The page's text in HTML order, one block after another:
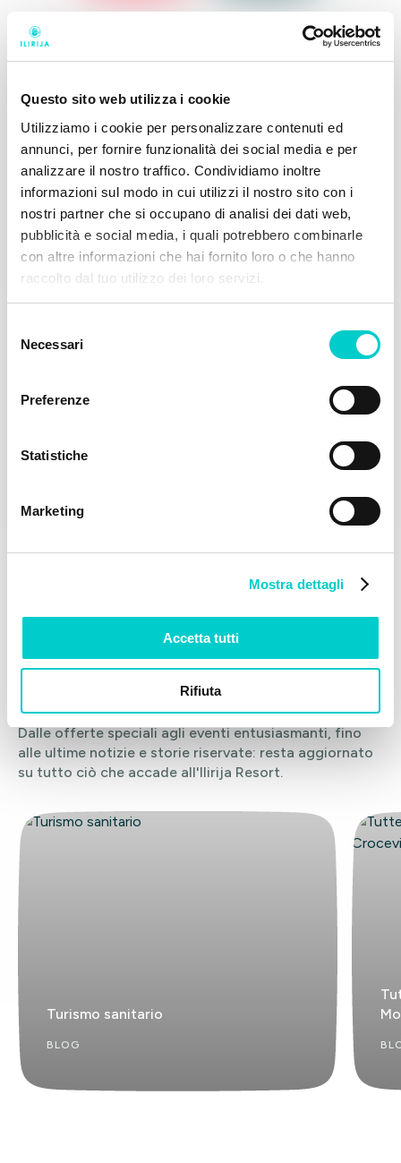
Questo sito web utilizza i cookie
Utilizziamo i cookie per personalizzare contenuti ed
annunci, per fornire funzionalità dei social media e per
analizzare il nostro traffico. Condividiamo inoltre
informazioni sul modo in cui utilizzi il nostro sito con i
nostri partner che si occupano di analisi dei dati web,
pubblicità e social media, i quali potrebbero combinarle
con altre informazioni che hai fornito loro o che hanno
raccolto dal tuo utilizzo dei loro servizi.
delNecessari
Preferenze
Statistiche
Marketing
Mostra dettagli
Accetta tutti
Rifiuta
dell'albergo
Trovaci qui Mostra indicazioni
A soli 30 km da Zara, 50 km da Šibenik e 120 km
da Spalato
EVENTI A ILIRIJA
Vivi di più, esplora di più
Dalle offerte speciali agli eventi entusiasmanti, fino
alle ultime notizie e storie riservate: resta aggiornato
su tutto ciò che accade all'Ilirija Resort.
BLOG
Turismo sanitario